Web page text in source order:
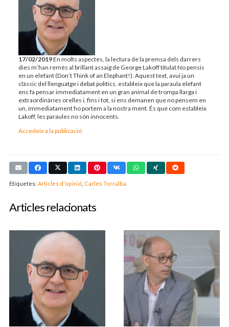
17/02/2019En molts aspectes, la lectura de la premsa dels darrers
dies m’han remès al brillant assaig de George Lakoff titulat No pensis
en un elefant (Don’t Think of an Elephant!). Aquest text, avui ja un
clàssic del llenguatge i debat polítics, estableix que la paraula elefant
ens fa pensar immediatament en un gran animal de trompa llarga i
extraordinàries orelles i, fins i tot, si ens demanen que no pensem en
un, immediatament ho portem a la nostra ment. És que com estableix
Lakoff, les paraules no són innocents.
Accedeix a la publicació
Etiquetes: Articles d'opinió Carles Torralba
Articles relacionats